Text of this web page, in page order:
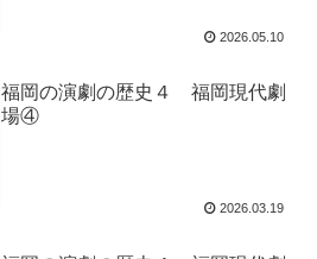
2026.05.10
福岡の演劇の歴史４ 福岡現代劇
場④
2026.03.19